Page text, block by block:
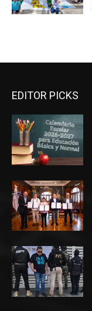
EDITOR PICKS